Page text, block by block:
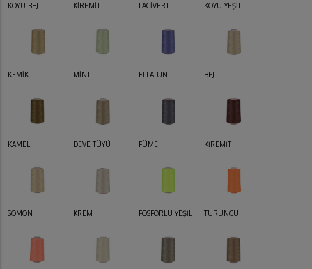
KOYU BEJ KİREMİT LACİVERT KOYU YEŞİL
KEMİK MİNT EFLATUN BEJ
KAMEL DEVE TÜYÜ FÜME KİREMİT
SOMON KREM FOSFORLU YEŞİL TURUNCU